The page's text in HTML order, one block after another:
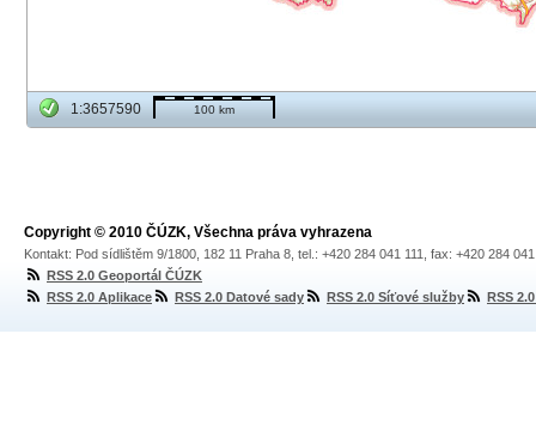
1:3657590 100 km
Copyright © 2010 ČÚZK, Všechna práva vyhrazena
Kontakt: Pod sídlištěm 9/1800, 182 11 Praha 8, tel.: +420 284 041 111, fax: +420 284
RSS 2.0 Geoportál ČÚZK
RSS 2.0 Aplikace
RSS 2.0 Datové sady RSS 2.0 Síťové služby RSS